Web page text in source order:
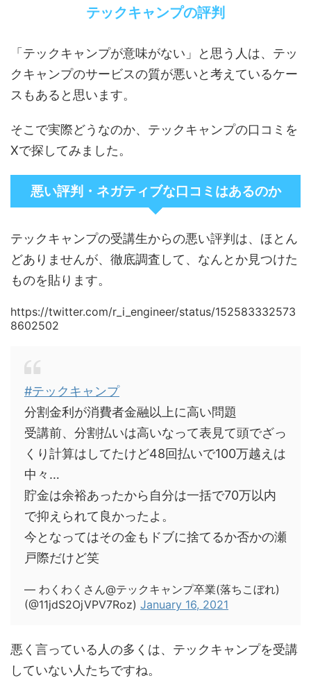
テックキャンプの評判
「テックキャンプが意味がない」と思う人は、テッ
クキャンプのサービスの質が悪いと考えているケー
スもあると思います。
そこで実際どうなのか、テックキャンプの口コミを
Xで探してみました。
悪い評判・ネガティブな口コミはあるのか
テックキャンプの受講生からの悪い評判は、ほとん
どありませんが、徹底調査して、なんとか見つけた
ものを貼ります。
https://twitter.com/r_i_engineer/status/152583332573
8602502
#テックキャンプ
分割金利が消費者金融以上に高い問題
受講前、分割払いは高いなって表見て頭でざっ
くり計算はしてたけど48回払いで100万越えは
中々…
貯金は余裕あったから自分は一括で70万以内
で抑えられて良かったよ。
今となってはその金もドブに捨てるか否かの瀬
戸際だけど笑
— わくわくさん@テックキャンプ卒業(落ちこぼれ)
(@11jdS2OjVPV7Roz) January 16, 2021
悪く言っている人の多くは、テックキャンプを受講
していない人たちですね。